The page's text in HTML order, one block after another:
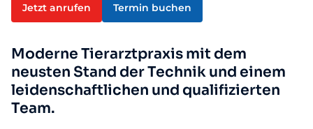
Jetzt anrufen Termin buchen
Moderne Tierarztpraxis mit dem
neusten Stand der Technik und einem
leidenschaftlichen und qualifizierten
Team.